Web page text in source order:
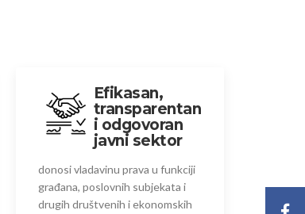
Efikasan,
transparentan
i odgovoran
javni sektor
donosi vladavinu prava u funkciji
građana, poslovnih subjekata i
drugih društvenih i ekonomskih